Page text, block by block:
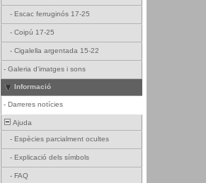
- Escac ferruginós 17-25
- Coipú 17-25
- Cigalella argentada 15-22
- Galeria d'imatges i sons
Informació
- Darreres notícies
Ajuda
- Espècies parcialment ocultes
- Explicació dels símbols
- FAQ